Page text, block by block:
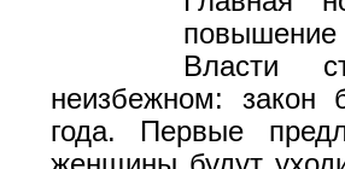
Власти
неизбежном: закон
года. Первые